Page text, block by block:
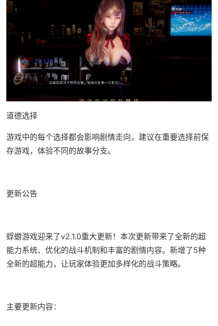
道德选择
游戏中的每个选择都会影响剧情走向，建议在重要选择前保
存游戏，体验不同的故事分支。
更新公告
蜉蝣游戏迎来了v2.1.0重大更新！本次更新带来了全新的超
能力系统、优化的战斗机制和丰富的剧情内容。新增了5种
全新的超能力，让玩家体验更加多样化的战斗策略。
主要更新内容：